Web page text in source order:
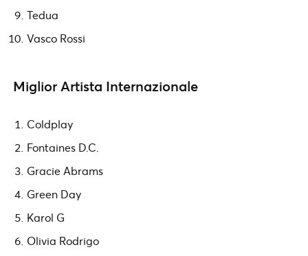
Tedua
Vasco Rossi
Miglior Artista Internazionale
Coldplay
Fontaines D.C.
Gracie Abrams
Green Day
Karol G
Olivia Rodrigo